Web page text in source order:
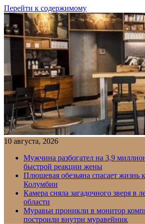
Перейти к содержимому
10 августа, 2026
Мужчина разбогател на 3,9
быстрой реакции жены
Плюшевая обезьяна спасает жизнь
Колумбии
Камера сняла загадочного зверя в
области
Муравьи проникли в монитор
построили внутри муравейник